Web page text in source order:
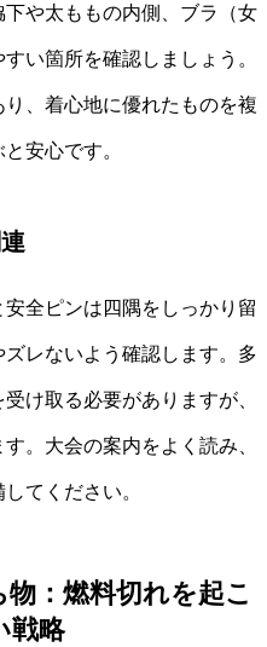
や太ももの内側、ブラ（女
い箇所を確認しましょう。
、着心地に優れたものを複
安心です。
全ピンは四隅をしっかり留
レないよう確認します。多
け取る必要がありますが、
。大会の案内をよく読み、
てください。
：燃料切れを起こ
戦略